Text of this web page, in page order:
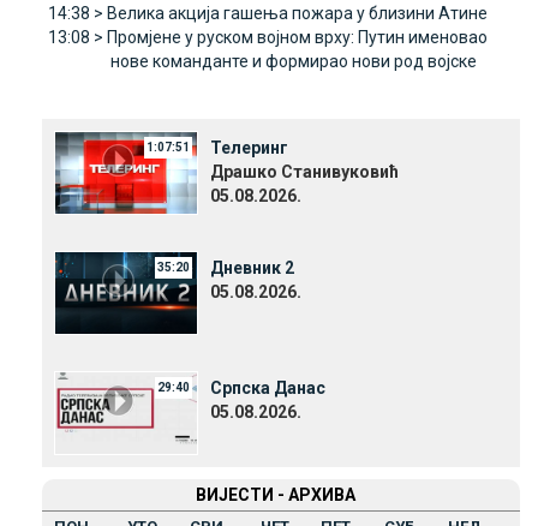
14:38 > Велика акција гашења пожара у близини Атине
13:08 > Промјене у руском војном врху: Путин именовао
нове команданте и формирао нови род војске
1:07:51
Телеринг
Драшко Станивуковић
05.08.2026.
35:20
Дневник 2
05.08.2026.
29:40
Српска Данас
05.08.2026.
ВИЈЕСТИ - АРХИВА